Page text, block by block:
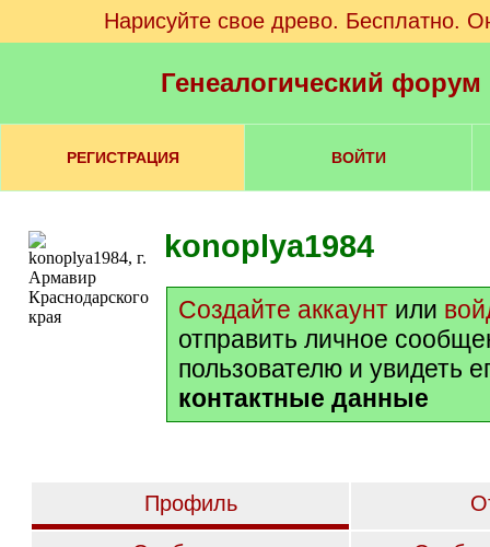
Нарисуйте свое древо. Бесплатно.
Генеалогический
РЕГИСТРАЦИЯ ВОЙТИ
konoplya1984
Создайте аккаунт или
отправить личное
пользователю и увидеть
контактные данные
Профиль